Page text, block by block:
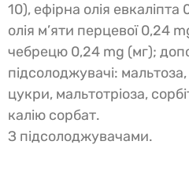
10), ефірна олія
олія м’яти перцевої 0,24
чебрецю 0,24 mg (мг);
підсолоджувачі:
цукри, мальтотріоза,
калію сорбат.
З підсолоджувачами.